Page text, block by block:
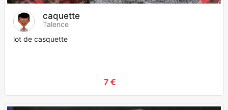
caquette
Talence
lot de casquette
7 €